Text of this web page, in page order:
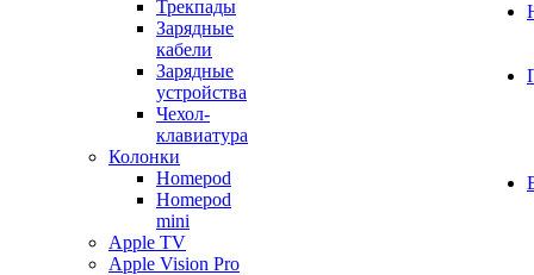
Трекпады
Зарядные
кабели
Зарядные
устройства
Чехол-
клавиатура
Колонки
Homepod
Homepod
mini
Apple TV
Apple Vision Pro